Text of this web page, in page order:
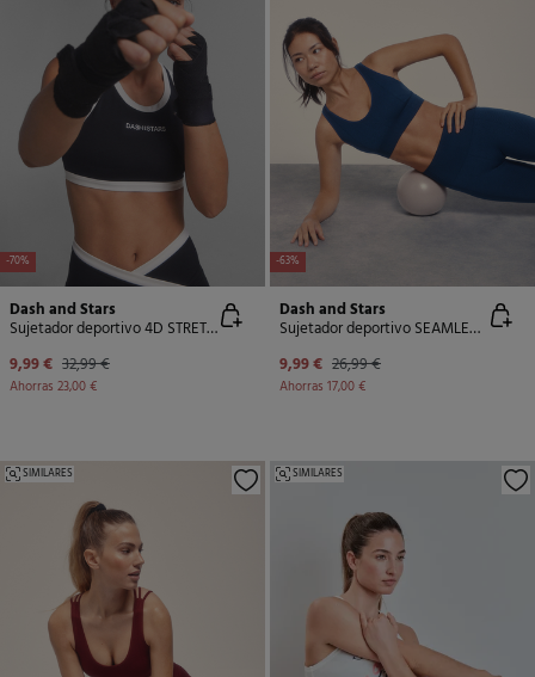
-70%
Dash and Stars
Sujetador deportivo 4D STRETCH negro
9,99 € 32,99 €
Ahorras 23,00 €
-63%
Dash and Stars
Sujetador deportivo SEAMLESS COMFORT azul marino
9,99 € 26,99 €
Ahorras 17,00 €
SIMILARES SIMILARES